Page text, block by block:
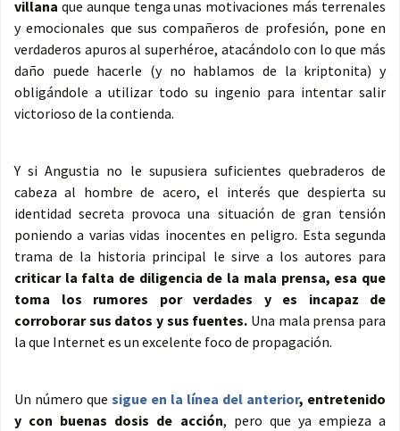
villana que aunque tenga unas motivaciones más terrenales
y emocionales que sus compañeros de profesión, pone en
verdaderos apuros al superhéroe, atacándolo con lo que más
daño puede hacerle (y no hablamos de la kriptonita) y
obligándole a utilizar todo su ingenio para intentar salir
victorioso de la contienda.
Y si Angustia no le supusiera suficientes quebraderos de
cabeza al hombre de acero, el interés que despierta su
identidad secreta provoca una situación de gran tensión
poniendo a varias vidas inocentes en peligro. Esta segunda
trama de la historia principal le sirve a los autores para
criticar la falta de diligencia de la mala prensa, esa que
toma los rumores por verdades y es incapaz de
corroborar sus datos y sus fuentes. Una mala prensa para
la que Internet es un excelente foco de propagación.
Un número que sigue en la línea del anterior, entretenido
y con buenas dosis de acción, pero que ya empieza a